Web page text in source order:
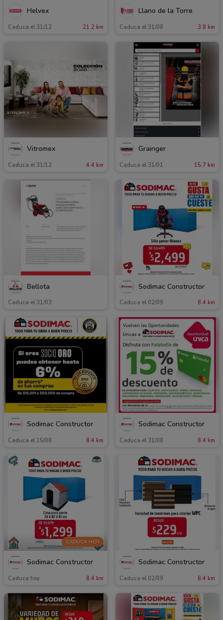
Helvex
Caduca el 31/12 21.2 km
Llano de la Torre
Caduca el 31/08 3.8 km
Vitromex
Caduca el 31/12 4.4 km
Grainger
Caduca el 31/01 15.7 km
Bellota
Caduca el 31/03
Sodimac Constructor
Caduca el 02/09 8.4 km
Sodimac Constructor
Caduca el 15/08 8.4 km
Sodimac Constructor
Caduca el 31/08 8.4 km
CADUCA HOY
Sodimac Constructor
Caduca hoy 8.4 km
Sodimac Constructor
Caduca el 02/09 8.4 km